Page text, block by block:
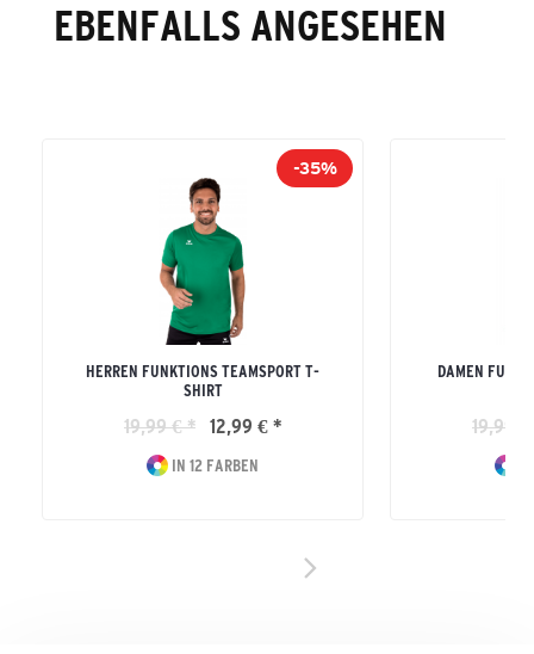
EBENFALLS ANGESEHEN
-35%
HERREN FUNKTIONS TEAMSPORT T-
SHIRT
19,99 € * 12,99 € *
IN 12 FARBEN
DAMEN
19,99